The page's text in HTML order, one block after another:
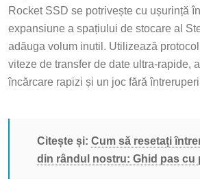
Rocket SSD se potrivește cu ușurință
expansiune a spațiului de stocare al
adăuga volum inutil. Utilizează
viteze de transfer de date ultra-rapide,
încărcare rapizi și un joc fără
Citește și: Cum să resetați
din rândul nostru: Ghid pas cu